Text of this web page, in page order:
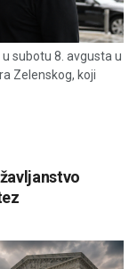
subotu 8. avgusta u
Zelenskog, koji